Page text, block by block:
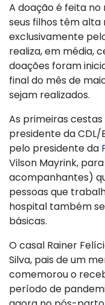
A doação é feita
seus filhos têm
exclusivamente
realiza, em média,
doações foram
final do mês de
sejam realizados.
As primeiras
presidente da CDL/
pelo presidente da
Vilson Mayrink,
acompanhantes)
pessoas que
hospital também
básicas.
O casal Rainer
Silva, pais de um
comemorou o
período de